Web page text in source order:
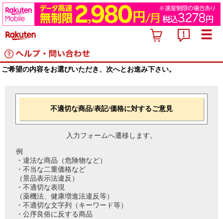
ご希望の内容をお選びいただき、次へとお進み下さい。
不適切な商品/表記/価格に対するご意見
入力フォームへ遷移します。
例
・違法な商品（危険物など）
・不当な二重価格など
（景品表示法違反）
・不適切な表現
（薬機法、健康増進法違反等）
・不適切な文字列（キーワード等）
・公序良俗に反する商品